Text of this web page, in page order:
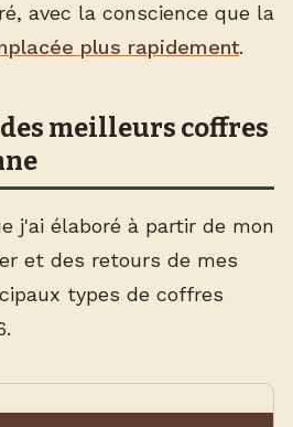
avec la conscience que la
plus rapidement.
meilleurs coffres
j'ai élaboré à partir de mon
et des retours de mes
types de coffres